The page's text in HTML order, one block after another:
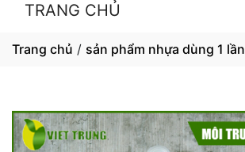
TRANG CHỦ
Trang chủ / sản phẩm nhựa dùng 1 lần